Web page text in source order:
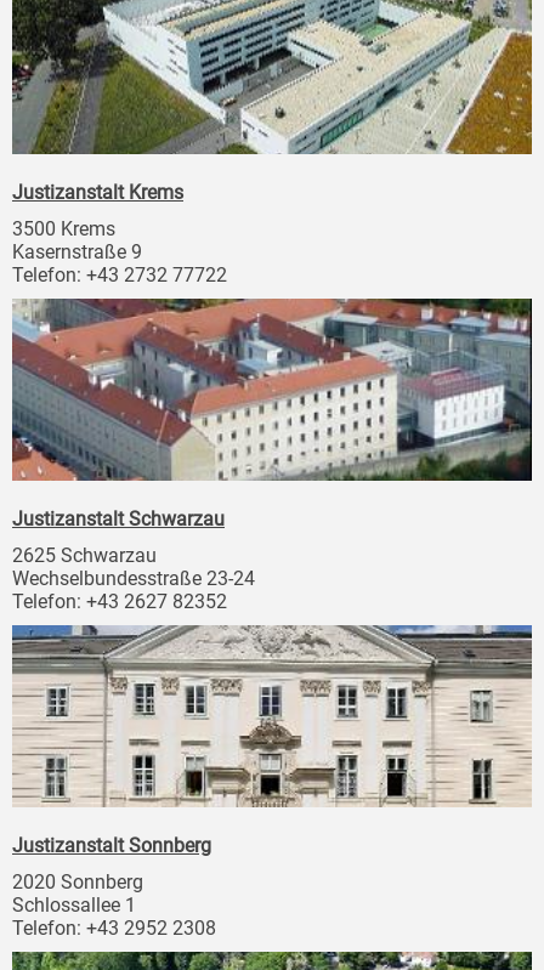
Justizanstalt Krems
3500 Krems
Kasernstraße 9
Telefon: +43 2732 77722
Justizanstalt Schwarzau
2625 Schwarzau
Wechselbundesstraße 23-24
Telefon: +43 2627 82352
Justizanstalt Sonnberg
2020 Sonnberg
Schlossallee 1
Telefon: +43 2952 2308